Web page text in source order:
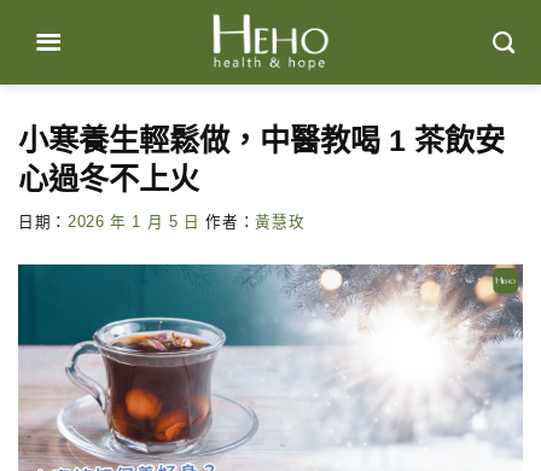
content
小寒養生輕鬆做，中醫教喝 1 茶飲安
心過冬不上火
日期： 2026 年 1 月 5 日 作者：黃慧玫